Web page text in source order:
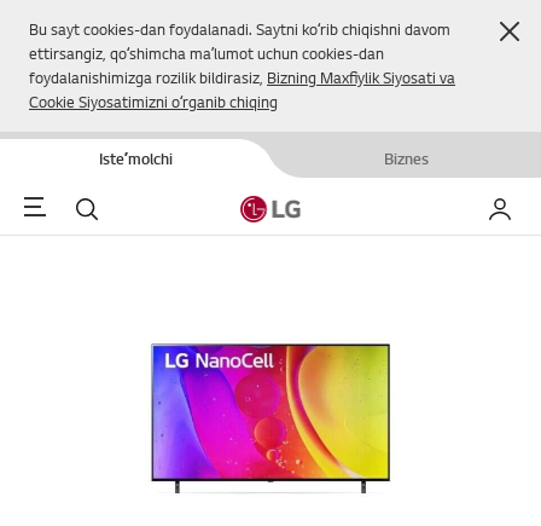
Bu sayt cookies-dan foydalanadi. Saytni koʻrib chiqishni davom
ettirsangiz, qoʻshimcha maʼlumot uchun cookies-dan
foydalanishimizga rozilik bildirasiz, Bizning Maxfiylik Siyosati va
Cookie Siyosatimizni oʻrganib chiqing
Isteʼmolchi Biznes
Menu Qidirish